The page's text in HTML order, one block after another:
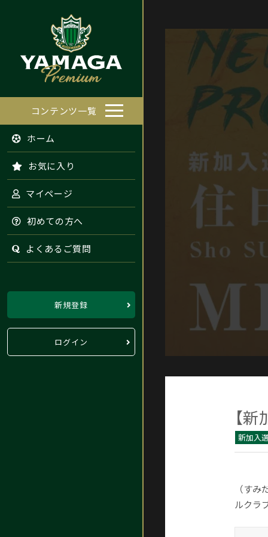
コンテンツ一覧
ホーム
お気に入り
マイページ
初めての方へ
よくあるご質問
新規登録
ログイン
【
新加入
（す
ルクラ